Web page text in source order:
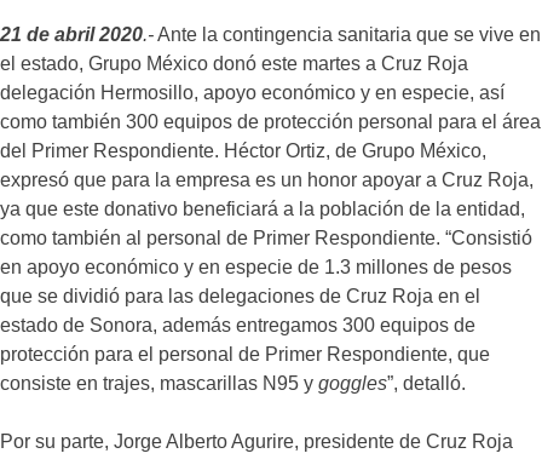
21 de abril 2020.-Ante la contingencia sanitaria que se vive en
el estado, Grupo México donó este martes a Cruz Roja
delegación Hermosillo, apoyo económico y en especie, así
como también 300 equipos de protección personal para el área
del Primer Respondiente. Héctor Ortiz, de Grupo México,
expresó que para la empresa es un honor apoyar a Cruz Roja,
ya que este donativo beneficiará a la población de la entidad,
como también al personal de Primer Respondiente. “Consistió
en apoyo económico y en especie de 1.3 millones de pesos
que se dividió para las delegaciones de Cruz Roja en el
estado de Sonora, además entregamos 300 equipos de
protección para el personal de Primer Respondiente, que
consiste en trajes, mascarillas N95 y goggles”, detalló.
Por su parte, Jorge Alberto Agurire, presidente de Cruz Roja